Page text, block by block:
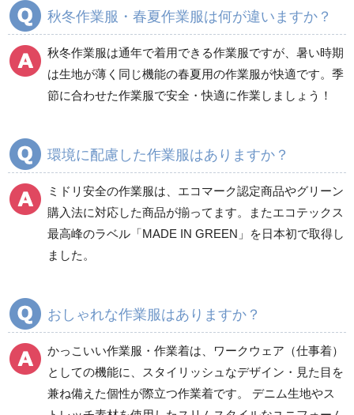
秋冬長袖
食品産業用長袖
食品産業用半袖
秋冬長袖
ワークパンツ
春夏ワークパンツ作業
ズボン
秋冬ワークパンツ作業
ズボン
ツ
クリーンウェアワーク
パンツ
カーゴパンツ
春夏カーゴパンツ作業
ズボン
ズボン
秋冬作業服・春夏作業服は何が違いますか？
秋冬作業服は通年で着用できる作業服ですが、暑い時期
は生地が薄く同じ機能の春夏用の作業服が快適です。季
節に合わせた作業服で安全・快適に作業しましょう！
環境に配慮した作業服はありますか？
ミドリ安全の作業服は、エコマーク認定商品やグリーン
購入法に対応した商品が揃ってます。またエコテックス
最高峰のラベル「MADE IN GREEN」を日本初で取得し
ました。
おしゃれな作業服はありますか？
かっこいい作業服・作業着は、ワークウェア（仕事着）
としての機能に、スタイリッシュなデザイン・見た目を
兼ね備えた個性が際立つ作業着です。 デニム生地やス